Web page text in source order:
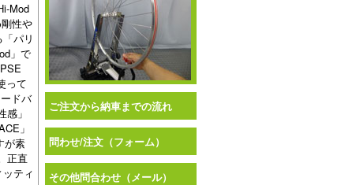
Mod
性や
パリ
」で
って
ドバ
」
」
が素
正直
ティ
ご注文から納車までの流れ
問わせ/注文（フォーム）
その他問合わせ（メール）